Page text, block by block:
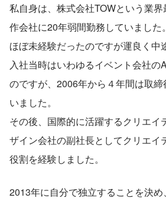
私自身は、株式会社TOWという業
作会社に20年弱間勤務していました。
ほぼ未経験だったのですが運良く中
入社当時はいわゆるイベント会社の
のですが、2006年から４年間は取
いました。
その後、国際的に活躍するクリエイ
ザイン会社の副社長としてクリエイ
役割を経験しました。
2013年に自分で独立することを決